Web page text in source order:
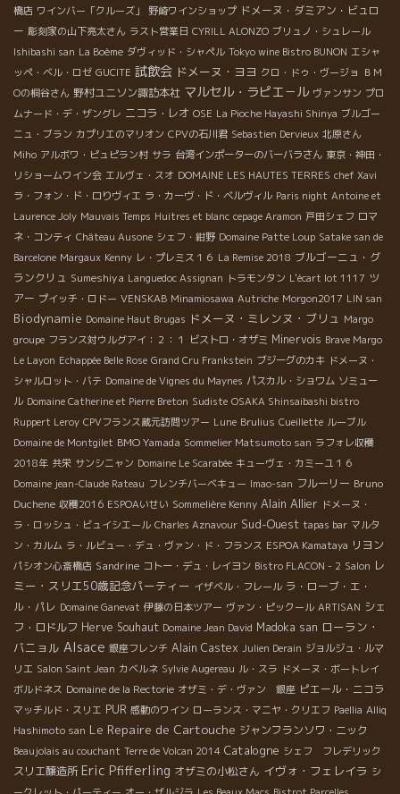
橋店 ワインバー「クルーズ」 野崎ワインショップ ドメーヌ・ダミアン・ビュロ
ー 彫刻家の山下亮太さん ラスト営業日 CYRILL ALONZO ブリュノ・シュレール
Ishibashi san La Boème ダヴィッド・シャペル Tokyo wine Bistro BUNON エシャ
ッペ・ベル・ロゼ GUCITE 試飲会 ドメーヌ・ヨヨ クロ・ドゥ・ヴージョ ＢＭ
Оの桐谷さん 野村ユニソン諏訪本社 マルセル・ラピエ－ル ヴァンサン プロ
ムナード・デ・ザングレ ニコラ・レオ OSE La Pioche Hayashi Shinya ブルゴー
ニュ・ブラン カプリエのマリオン CPVの石川君 Sebastien Dervieux 北原さん
Miho アルボワ・ピュピラン村 サラ 台湾インポーターのバーバラさん 東京・神田・
リショームワイン会 エルヴェ・スオ DOMAINE LES HAUTES TERRES chef Xavi
ラ・フォン・ド・ロりヴィエ ラ・カーヴ・ド・ベルヴィル Paris night Antoine et
Laurence Joly Mauvais Temps Huitres et blanc cepage Aramon 戸田シェフ ロマ
ネ・コンティ Château Ausone シェフ・紺野 Domaine Patte Loup Satake san de
Barcelone Margaux Kenny レ・プレミス１６ La Remise 2018 ブルゴーニュ・グ
ランクリュ Sumeshiya Languedoc Assignan トラモンタン L'écart lot 1117 ツ
アー プイッチ・ロドー VENSKAB Minamiosawa Autriche Morgon2017 LIN san
Biodynamie Domaine Haut Brugas ドメーヌ・ミレンヌ・ブリュ Margo
groupe フランス対ウルグアイ：２：１ ビストロ・オザミ Minervois Brave Margo
Le Layon Echappée Belle Rose Grand Cru Frankstein ブジーグのカキ ドメーヌ・
シャルロット・バテ Domaine de Vignes du Maynes パスカル・ショワム ソミュー
ル Domaine Catherine et Pierre Breton Sudiste OSAKA Shinsaibashi bistro
Ruppert Leroy CPVフランス蔵元訪問ツアー Lune Brulius Cueillette ルーブル
Domaine de Montgilet BMO Yamada Sommelier Matsumoto san ラフォレ収穫
2018年 共栄 サンシニャン Domaine Le Scarabée キューヴェ・カミーユ１６
Domaine jean-Claude Rateau フレンチバーベキュー Imao-san フルーリー Bruno
Duchene 収穫2016 ESPOAいせい Sommelière Kenny Alain Allier ドメーヌ・
ラ・ロッシュ・ビュイシエール Charles Aznavour Sud-Ouest tapas bar マルタ
ン・カルム ラ・ルビュー・デュ・ヴァン・ド・フランス ESPOA Kamataya リヨン
パシオン心斎橋店 Sandrine コトー・デュ・レイヨン Bistro FLACON - 2 Salon レ
ミー・スリエ50歳記念パーティー イザベル・フレール ラ・ローブ・エ・
ル・パレ Domaine Ganevat 伊藤の日本ツアー ヴァン・ピックール ARTISAN シェ
フ・ロドルフ Herve Souhaut Domaine Jean David Madoka san ローラン・
バニョル Alsace 銀座フレンチ Alain Castex Julien Derain ジョルジュ・ルマ
リエ Salon Saint Jean カベルネ Sylvie Augereau ル・スラ ドメーヌ・ボートレイ
ボルドネス Domaine de la Rectorie オザミ・デ・ヴァン 銀座 ピエール・ニコラ
マッチルド・スリエ PUR 感動のワイン ローランス・マニヤ・クリエフ Paellia Alliq
Hashimoto san Le Repaire de Cartouche ジャンフランソワ・ニック
Beaujolais au couchant Terre de Volcan 2014 Catalogne シェフ フレデリック
スリエ醸造所 Eric Pfifferling オザミの小松さん イヴォ・フェレイラ シ